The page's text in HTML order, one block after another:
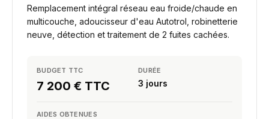
Remplacement intégral réseau eau froide/chaude en
multicouche, adoucisseur d'eau Autotrol, robinetterie
neuve, détection et traitement de 2 fuites cachées.
BUDGET TTC
7 200 € TTC
DURÉE
3 jours
AIDES OBTENUES